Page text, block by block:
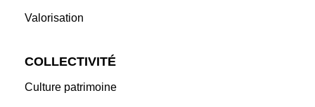
Valorisation
COLLECTIVITÉ
Culture patrimoine